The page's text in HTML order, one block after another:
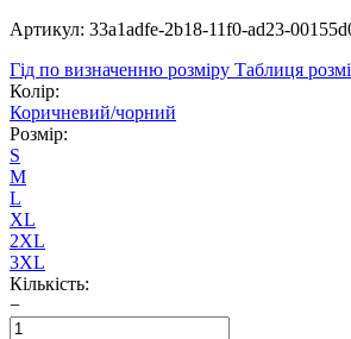
Артикул: 33a1adfe-2b18-11f0-ad23-
Гід по визначенню розміру Таблиця
Колір:
Коричневий/чорний
Розмір:
S
M
L
XL
2XL
3XL
Кількість:
−